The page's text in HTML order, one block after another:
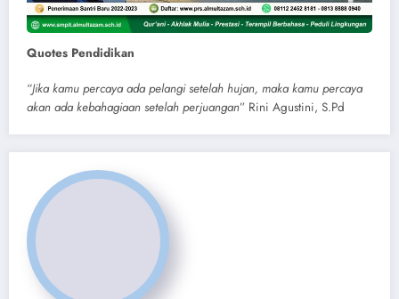
Quotes Pendidikan
“Jika kamu percaya ada pelangi setelah hujan, maka kamu percaya
akan ada kebahagiaan setelah perjuangan” Rini Agustini, S.Pd